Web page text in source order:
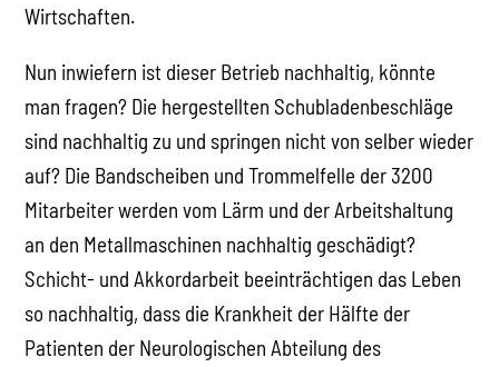
Wirtschaften.
Nun inwiefern ist dieser Betrieb nachhaltig, könnte
man fragen? Die hergestellten Schubladenbeschläge
sind nachhaltig zu und springen nicht von selber wieder
auf? Die Bandscheiben und Trommelfelle der 3200
Mitarbeiter werden vom Lärm und der Arbeitshaltung
an den Metallmaschinen nachhaltig geschädigt?
Schicht- und Akkordarbeit beeinträchtigen das Leben
so nachhaltig, dass die Krankheit der Hälfte der
Patienten der Neurologischen Abteilung des